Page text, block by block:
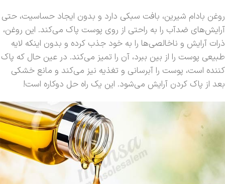
روغن بادام شیرین، بافت سبکی دارد و بدون ایجاد حساسیت، حتی
آرایش‌های ضدآب را به راحتی از روی پوست پاک می‌کند. این روغن،
ذرات آرایش و ناخالصی‌ها را به خود جذب کرده و بدون اینکه لایه
طبیعی پوست را از بین ببرد، آن را تمیز می‌کند. در عین حال که پاک
کننده است، پوست را آبرسانی و تغذیه نیز می‌کند و مانع خشکی
بعد از پاک کردن آرایش می‌شود. این یک راه حل دوکاره است!